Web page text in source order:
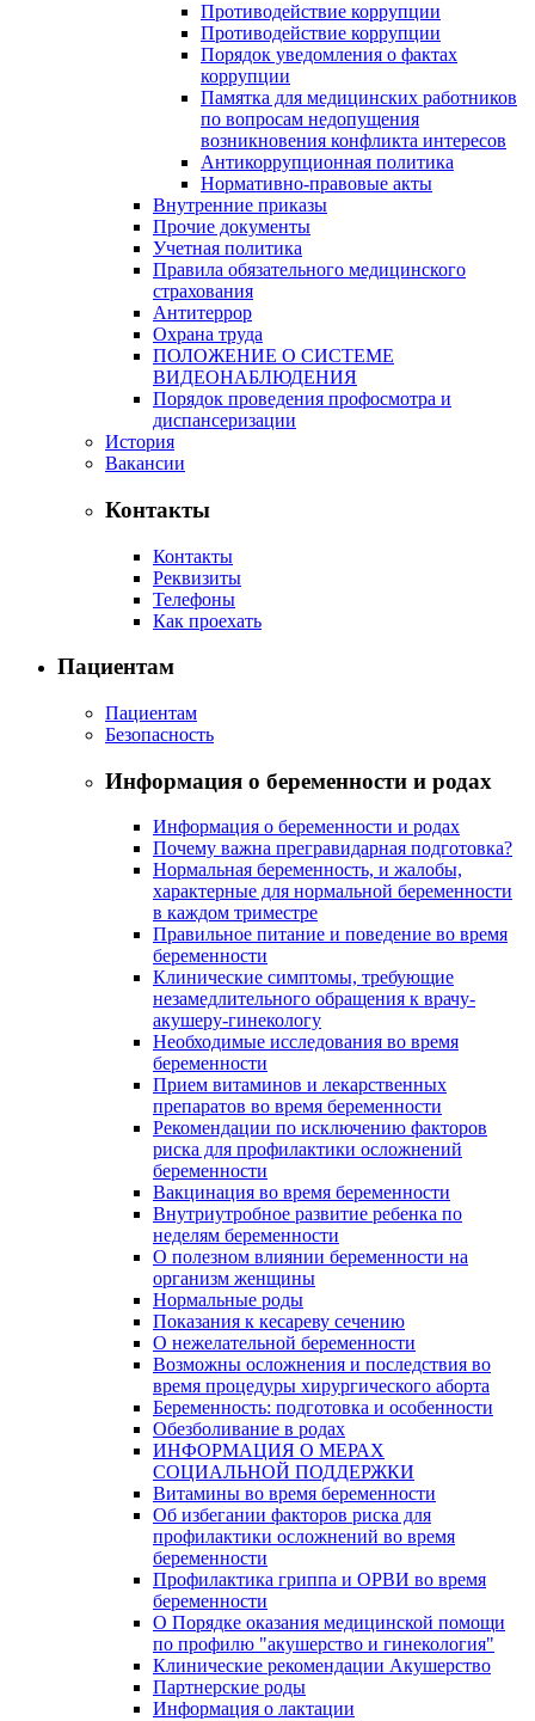
Противодействие коррупции
Противодействие коррупции
Порядок уведомления о фактах
коррупции
Памятка для медицинских работников
по вопросам недопущения
возникновения конфликта интересов
Антикоррупционная политика
Нормативно-правовые акты
Внутренние приказы
Прочие документы
Учетная политика
Правила обязательного медицинского
страхования
Антитеррор
Охрана труда
ПОЛОЖЕНИЕ О СИСТЕМЕ
ВИДЕОНАБЛЮДЕНИЯ
Порядок проведения профосмотра и
диспансеризации
История
Вакансии
Контакты
Контакты
Реквизиты
Телефоны
Как проехать
Пациентам
Пациентам
Безопасность
Информация о беременности и родах
Информация о беременности и родах
Почему важна прегравидарная подготовка?
Нормальная беременность, и жалобы,
характерные для нормальной беременности
в каждом триместре
Правильное питание и поведение во время
беременности
Клинические симптомы, требующие
незамедлительного обращения к врачу-
акушеру-гинекологу
Необходимые исследования во время
беременности
Прием витаминов и лекарственных
препаратов во время беременности
Рекомендации по исключению факторов
риска для профилактики осложнений
беременности
Вакцинация во время беременности
Внутриутробное развитие ребенка по
неделям беременности
О полезном влиянии беременности на
организм женщины
Нормальные роды
Показания к кесареву сечению
О нежелательной беременности
Возможны осложнения и последствия во
время процедуры хирургического аборта
Беременность: подготовка и особенности
Обезболивание в родах
ИНФОРМАЦИЯ О МЕРАХ
СОЦИАЛЬНОЙ ПОДДЕРЖКИ
Витамины во время беременности
Об избегании факторов риска для
профилактики осложнений во время
беременности
Профилактика гриппа и ОРВИ во время
беременности
О Порядке оказания медицинской помощи
по профилю "акушерство и гинекология"
Клинические рекомендации Акушерство
Партнерские роды
Информация о лактации